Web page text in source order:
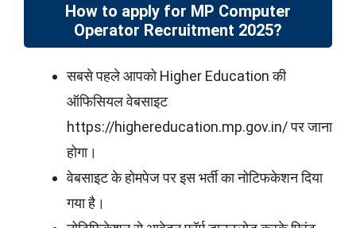
How to apply for MP Computer
Operator Recruitment 2025?
सबसे पहले आपको Higher Education की
ऑफिसियल वेबसाइट
https://highereducation.mp.gov.in/ पर जाना
होगा।
वेबसाइट के होमपेज पर इस भर्ती का नोटिफकेशन दिया
गया है।